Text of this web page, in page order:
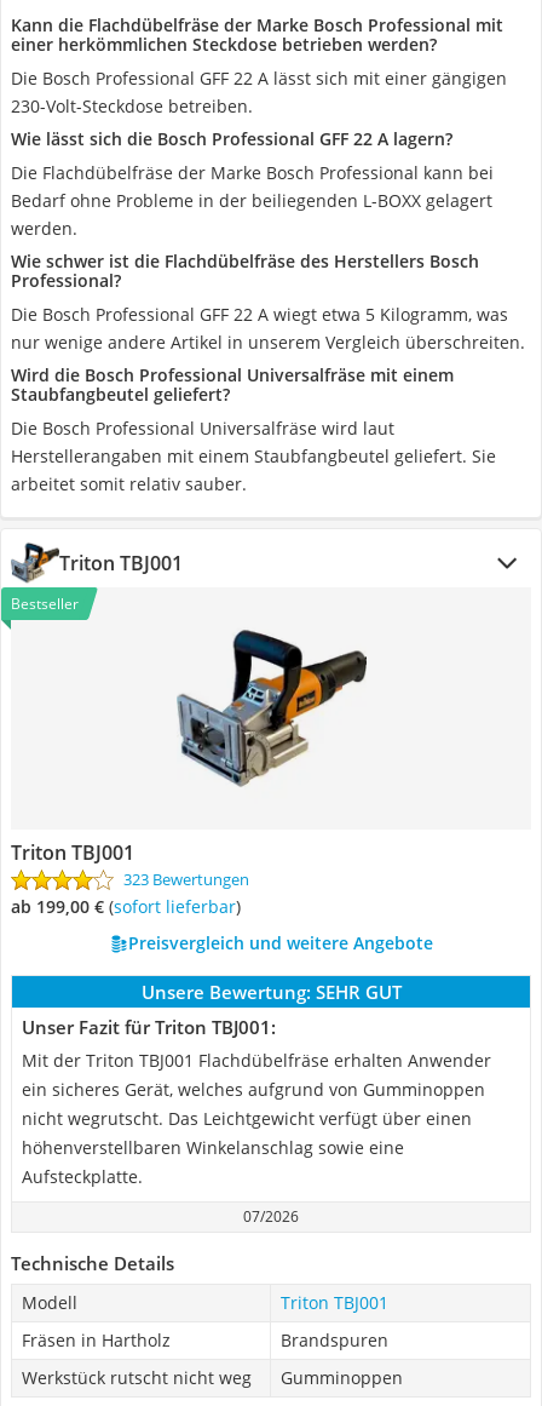
Kann die Flachdübelfräse der Marke Bosch Professional mit
einer herkömmlichen Steckdose betrieben werden?
Die Bosch Professional GFF 22 A lässt sich mit einer gängigen
230-Volt-Steckdose betreiben.
Wie lässt sich die Bosch Professional GFF 22 A lagern?
Die Flachdübelfräse der Marke Bosch Professional kann bei
Bedarf ohne Probleme in der beiliegenden L-BOXX gelagert
werden.
Wie schwer ist die Flachdübelfräse des Herstellers Bosch
Professional?
Die Bosch Professional GFF 22 A wiegt etwa 5 Kilogramm, was
nur wenige andere Artikel in unserem Vergleich überschreiten.
Wird die Bosch Professional Universalfräse mit einem
Staubfangbeutel geliefert?
Die Bosch Professional Universalfräse wird laut
Herstellerangaben mit einem Staubfangbeutel geliefert. Sie
arbeitet somit relativ sauber.
Triton TBJ001
Bestseller
Triton TBJ001
323 Bewertungen
ab 199,00 € ( Sofort lieferbar)
Preisvergleich und weitere Angebote
Unsere Bewertung: SEHR GUT
Unser Fazit für Triton TBJ001:
Mit der Triton TBJ001 Flachdübelfräse erhalten Anwender
ein sicheres Gerät, welches aufgrund von Gumminoppen
nicht wegrutscht. Das Leichtgewicht verfügt über einen
höhenverstellbaren Winkelanschlag sowie eine
Aufsteckplatte.
07/2026
Technische Details
Modell
Triton TBJ001
Fräsen in Hartholz
Brandspuren
Werkstück rutscht nicht weg
Gumminoppen